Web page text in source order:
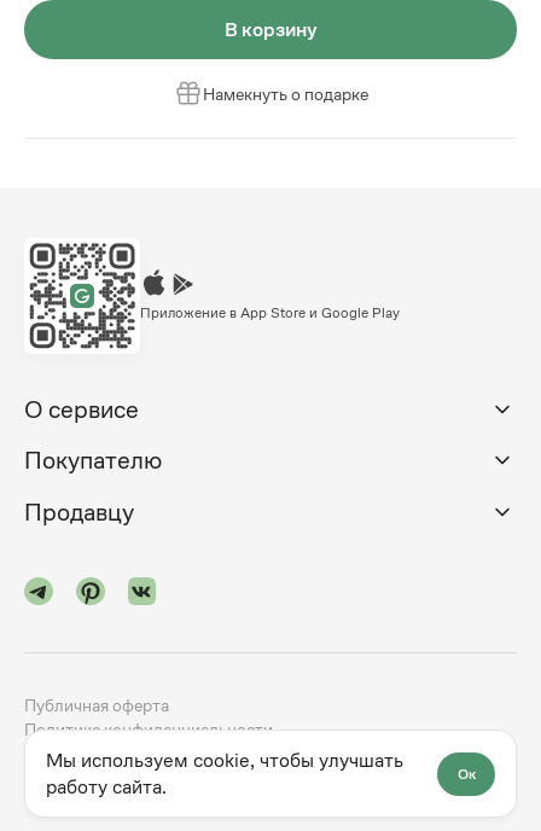
В корзину
Намекнуть о подарке
Приложение в App Store и Google Play
О сервисе
Покупателю
Продавцу
2024-2026godno.com dev.family
Публичная оферта
Политика конфиденциальности
Мы используем cookie, чтобы улучшать
работу сайта.
Ок